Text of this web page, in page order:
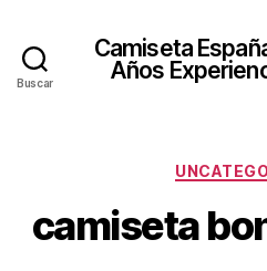
Buscar
Camiseta
Años
camiseta